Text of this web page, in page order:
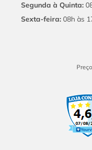
Segunda à Quinta:
Sexta-feira: 08h às